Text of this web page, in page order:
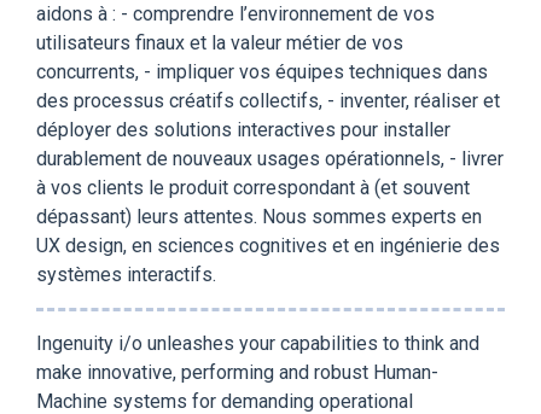
aidons à : - comprendre l’environnement de vos
utilisateurs finaux et la valeur métier de vos
concurrents, - impliquer vos équipes techniques dans
des processus créatifs collectifs, - inventer, réaliser et
déployer des solutions interactives pour installer
durablement de nouveaux usages opérationnels, - livrer
à vos clients le produit correspondant à (et souvent
dépassant) leurs attentes. Nous sommes experts en
UX design, en sciences cognitives et en ingénierie des
systèmes interactifs.
Ingenuity i/o unleashes your capabilities to think and
make innovative, performing and robust Human-
Machine systems for demanding operational